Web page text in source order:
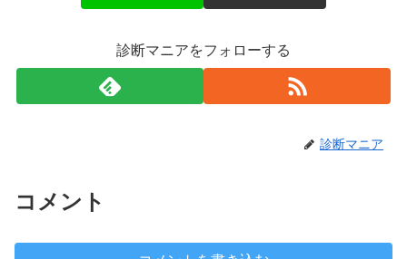
診断マニアをフォローする
診断マニア
コメント